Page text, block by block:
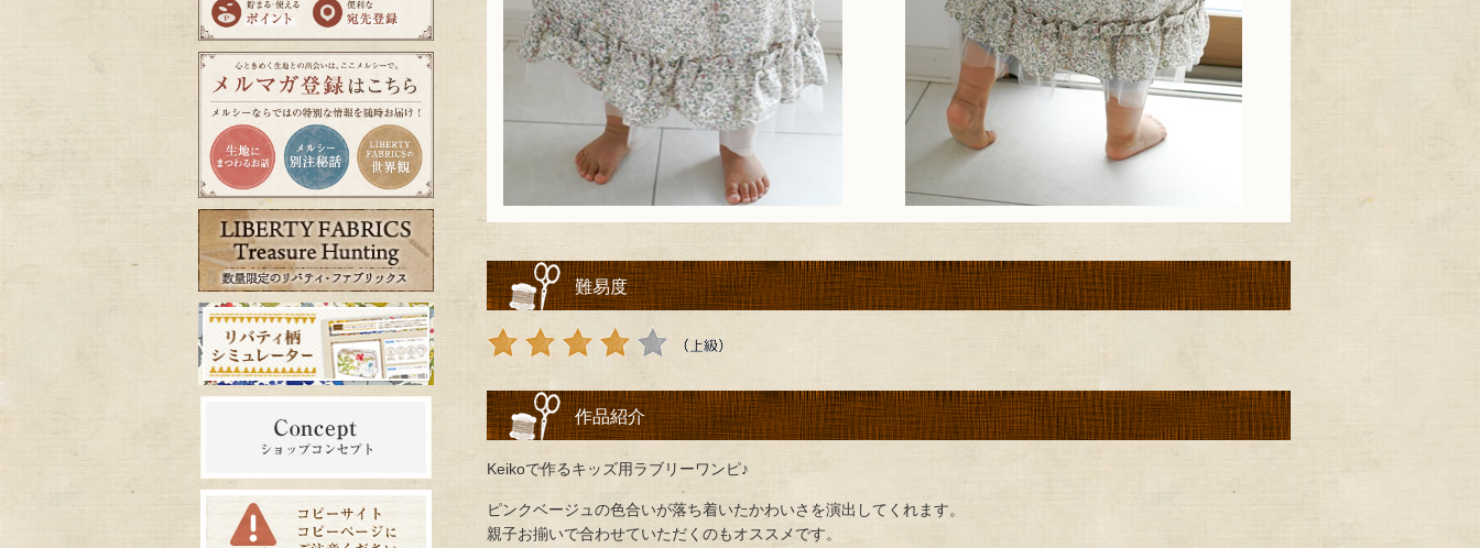
難易度
作品紹介
Keikoで作るキッズ用ラブリーワンピ♪
ピンクベージュの色合いが落ち着いたかわいさを演出してくれます。
親子お揃いで合わせていただくのもオススメです。